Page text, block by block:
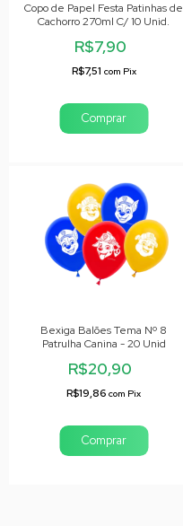
Copo de Papel Festa Patinhas de
Cachorro 270ml C/ 10 Unid.
R$7,90
R$7,51 com Pix
Bexiga Balões Tema Nº 8
Patrulha Canina - 20 Unid
R$20,90
R$19,86com Pix